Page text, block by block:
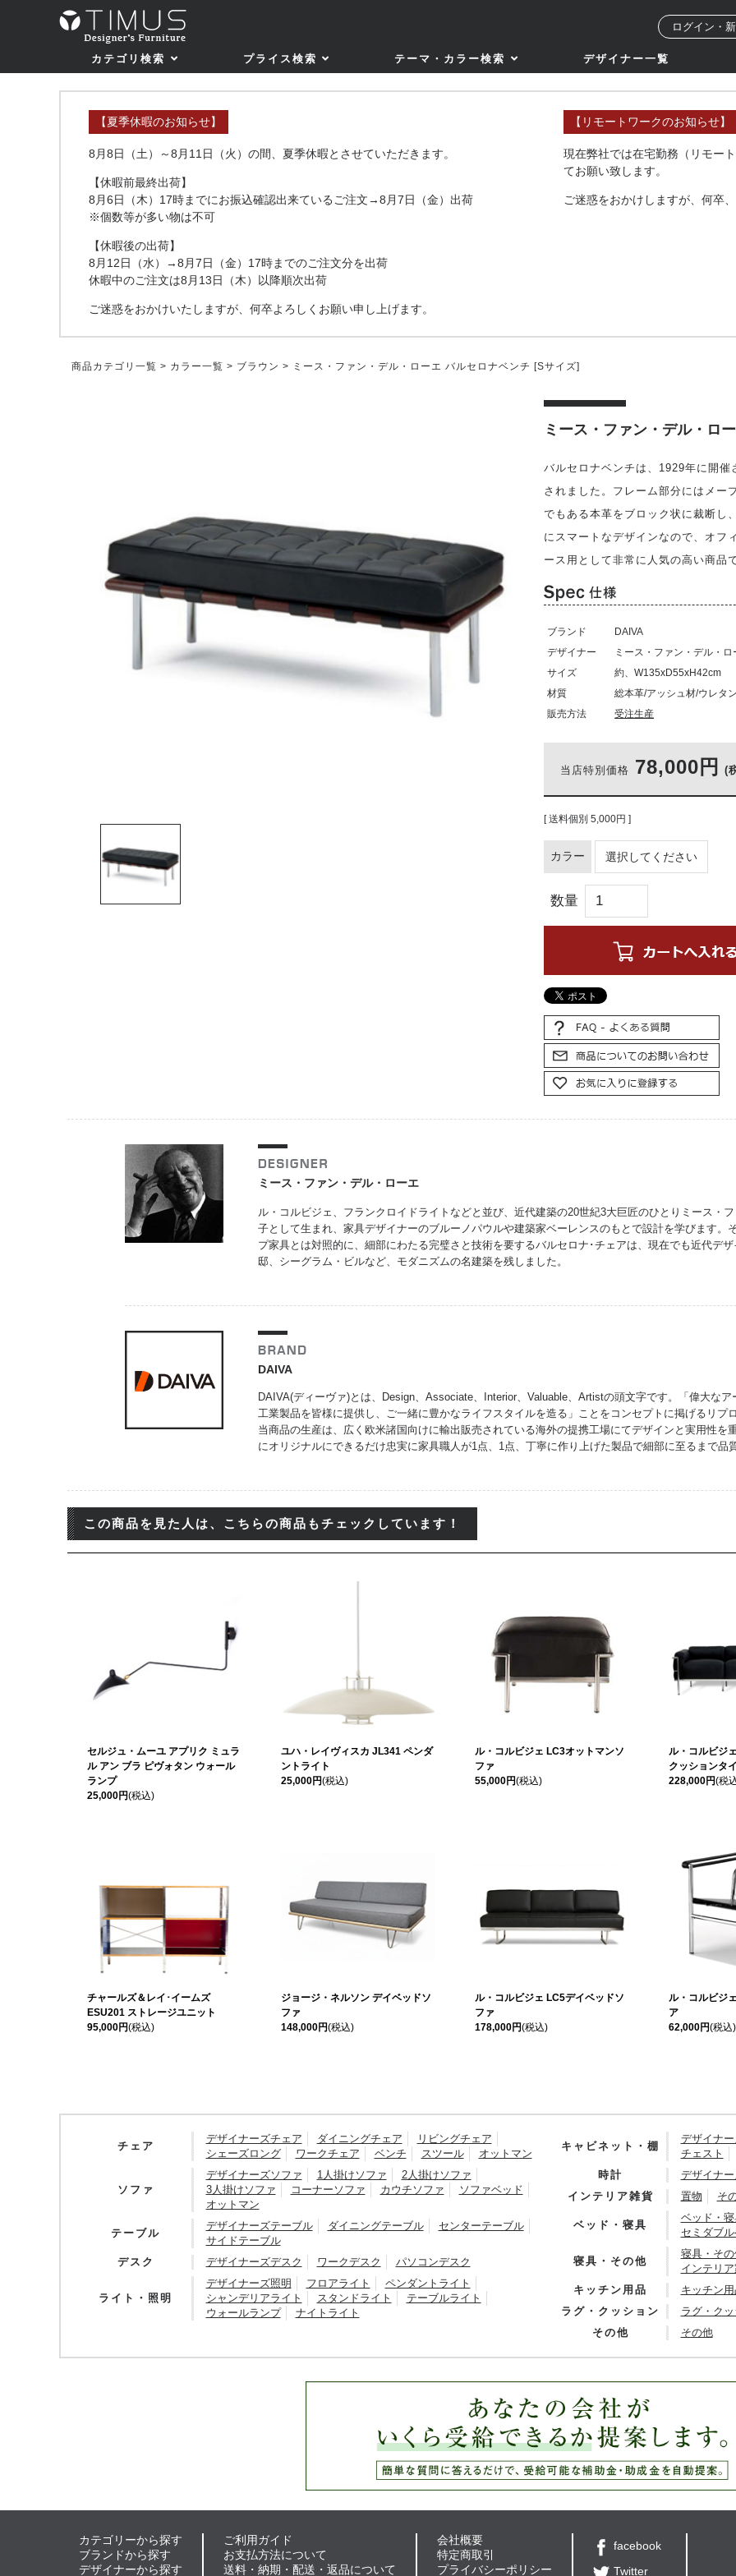
ログイン・
カテゴリ検索 プライス検索 テーマ・カラー検索 デザイナー一覧
【夏季休暇のお知らせ】
8月8日（土）～8月11日（火）の間、夏季休暇とさせていただきます。
【休暇前最終出荷】
8月6日（木）17時までにお振込確認出来ているご注文→8月7日（金）出荷
※個数等が多い物は不可
【休暇後の出荷】
8月12日（水）→8月7日（金）17時までのご注文分を出荷
休暇中のご注文は8月13日（木）以降順次出荷
ご迷惑をおかけいたしますが、何卒よろしくお願い申し上げます。
【リモートワークのお知らせ】
現在弊社では在宅勤務（リモー
てお願い致します。
ご迷惑をおかけしますが、何卒
商品カテゴリ一覧 > カラー一覧 > ブラウン > ミース・ファン・デル・ローエ バルセロナベンチ [Sサイズ]
ミース・ファン・デル・ロ
バルセロナベンチは、1929年に開
されました。フレーム部分にはメー
でもある本革をブロック状に裁断し
にスマートなデザインなので、オフ
ース用として非常に人気の高い商品
ブランド
DAIVA
デザイナー
ミース・ファン・デル・ロ
サイズ
約、W135xD55xH42cm
材質
総本革/アッシュ材/ウレタ
販売方法
受注生産
当店特別価格 78,000円 (
[ 送料個別 5,000円 ]
カラー
数量
ミース・ファン・デル・ローエ
ル・コルビジェ、フランクロイドライトなどと並び、近代建築の20世紀3大巨匠のひとりミース・
子として生まれ、家具デザイナーのブルーノパウルや建築家ベーレンスのもとで設計を学びます。
プ家具とは対照的に、細部にわたる完璧さと技術を要するバルセロナ･チェアは、現在でも近代デ
邸、シーグラム・ビルなど、モダニズムの名建築を残しました。
DAIVA
DAIVA(ディーヴァ)とは、Design、Associate、Interior、Valuable、Artistの頭文字です。「偉大な
工業製品を皆様に提供し、ご一緒に豊かなライフスタイルを造る」ことをコンセプトに掲げるリプ
当商品の生産は、広く欧米諸国向けに輸出販売されている海外の提携工場にてデザインと実用性を
にオリジナルにできるだけ忠実に家具職人が1点、1点、丁寧に作り上げた製品で細部に至るまで品
この商品を見た人は、こちらの商品もチェックしています！
セルジュ・ムーユ アプリク ミュラ
ル アン ブラ ピヴォタン ウォール
ランプ
25,000円(税込)
ユハ・レイヴィスカ JL341 ペンダ
ントライト
25,000円(税込)
ル・コルビジェ LC3オットマンソ
ファ
55,000円(税込)
ル・コルビジ
クッションタ
228,000円(税
チャールズ＆レイ･イームズ
ESU201 ストレージユニット
95,000円(税込)
ジョージ・ネルソン デイベッドソ
ファ
148,000円(税込)
ル・コルビジェ LC5デイベッドソ
ファ
178,000円(税込)
ル・コルビジ
ア
62,000円(税込)
チェア
デザイナーズチェア ダイニングチェア
リビングチェア
シェーズロング
ワークチェア ベンチ スツール オットマン
ソファ
デザイナーズソファ 1人掛けソファ
2人掛けソファ
3人掛けソファ
コーナーソファ カウチソファ
ソファベッド
オットマン
テーブル
デザイナーズテーブル ダイニングテーブル
センターテーブル
サイドテーブル
デスク
デザイナーズデスク ワークデスク パソコンデスク
ライト・照明
デザイナーズ照明 フロアライト
ペンダントライト
シャンデリアライト
スタンドライト
テーブルライト
ウォールランプ
ナイトライト
キャビネット・棚
デザイナ
チェスト
時計
デザイナ
インテリア雑貨
置物 そ
ベッド・寝具
ベッド・
セミダブ
寝具・その他
寝具・そ
インテリ
キッチン用品
キッチン
ラグ・クッション
ラグ・ク
その他
その他
カテゴリーから探す
ブランドから探す
デザイナーから探す
ご利用ガイド
お支払方法について
送料・納期・配送・返品について
会社概要
特定商取引
プライバシーポリシー
facebook
Twitter